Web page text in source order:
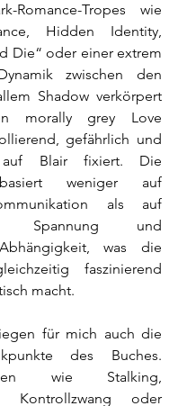
Romance-Tropes wie
Hidden Identity,
Die“ oder einer extrem
zwischen den
Shadow verkörpert
morally grey Love
gefährlich und
auf Blair fixiert. Die
weniger auf
als auf
Spannung und
was die
faszinierend
macht.
für mich auch die
des Buches.
wie Stalking,
Kontrollzwang oder